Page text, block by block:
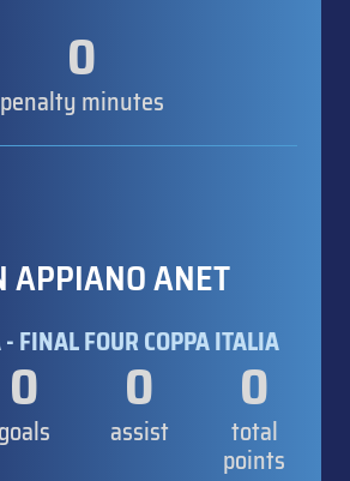
0
penalty minutes
APPIANO ANET
FINAL FOUR COPPA ITALIA
0
goals
0
assist
0
total
points